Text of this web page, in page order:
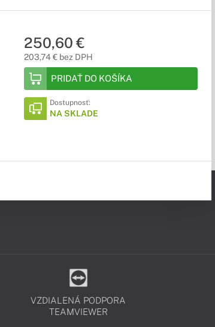
250,60 €
203,74 € bez DPH
PRIDAŤ DO KOŠÍKA
Dostupnosť:
NA SKLADE
VZDIALENÁ PODPORA
TEAMVIEWER